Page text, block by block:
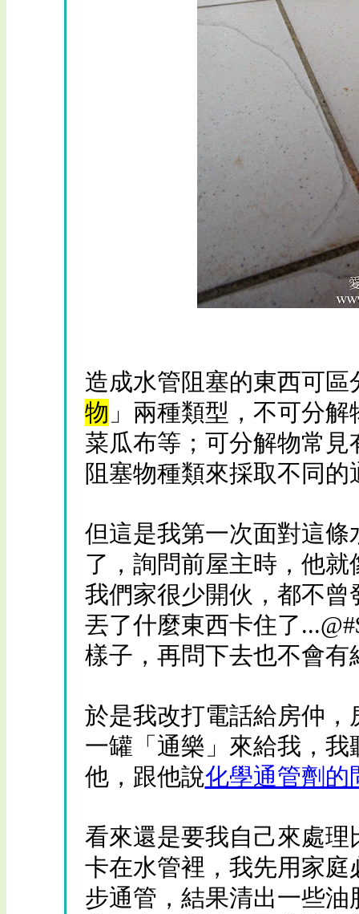
造成水管阻塞的東西可區
物 」兩種類型，不可分
菜瓜布等；可分解物常
阻塞物種類來採取不同的
但這是我第一次面對這
了，詢問前屋主時，他
我們家很少開伙，都不
丟了什麼東西卡住了
樣子，再問下去也不會有
於是我改打電話給房仲
一罐「通樂」來給我，
他，跟他說化學通管劑的
看來還是要我自己來處
卡在水管裡，我先用家庭
步通管，結果清出一些